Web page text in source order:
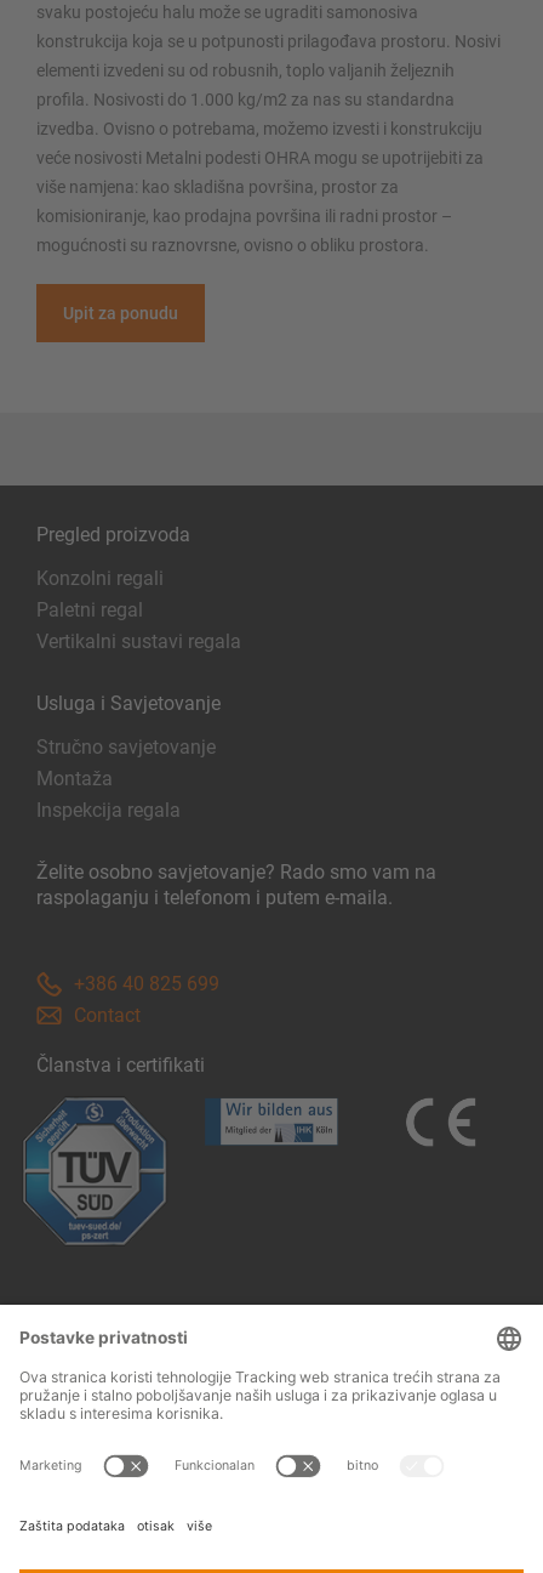
svaku postojeću halu može se ugraditi samonosiva
konstrukcija koja se u potpunosti prilagođava prostoru. Nosivi
elementi izvedeni su od robusnih, toplo valjanih željeznih
profila. Nosivosti do 1.000 kg/m2 za nas su standardna
izvedba. Ovisno o potrebama, možemo izvesti i konstrukciju
veće nosivosti Metalni podesti OHRA mogu se upotrijebiti za
više namjena: kao skladišna površina, prostor za
komisioniranje, kao prodajna površina ili radni prostor –
mogućnosti su raznovrsne, ovisno o obliku prostora.
Upit za ponudu
Pregled proizvoda
Konzolni regali
Paletni regal
Vertikalni sustavi regala
Usluga i Savjetovanje
Stručno savjetovanje
Montaža
Inspekcija regala
Želite osobno savjetovanje? Rado smo vam na
raspolaganju i telefonom i putem e-maila.
+386 40 825 699
Contact
Članstva i certifikati